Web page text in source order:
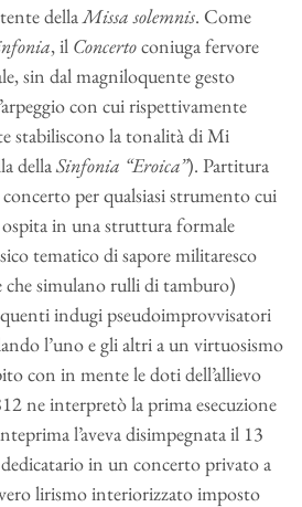
dellaMissa solemnis. Come
, il Concertoconiuga fervore
sin dal magniloquente gesto
con cui rispettivamente
stabiliscono la tonalità di Mi
dellaSinfonia “Eroica”). Partitura
per qualsiasi strumento cui
in una struttura formale
tematico di sapore militaresco
simulano rulli di tamburo)
indugi pseudoimprovvisatori
l’uno e gli altri a un virtuosismo
con in mente le doti dell’allievo
ne interpretò la prima esecuzione
l’aveva disimpegnata il 13
in un concerto privato a
lirismo interiorizzato imposto